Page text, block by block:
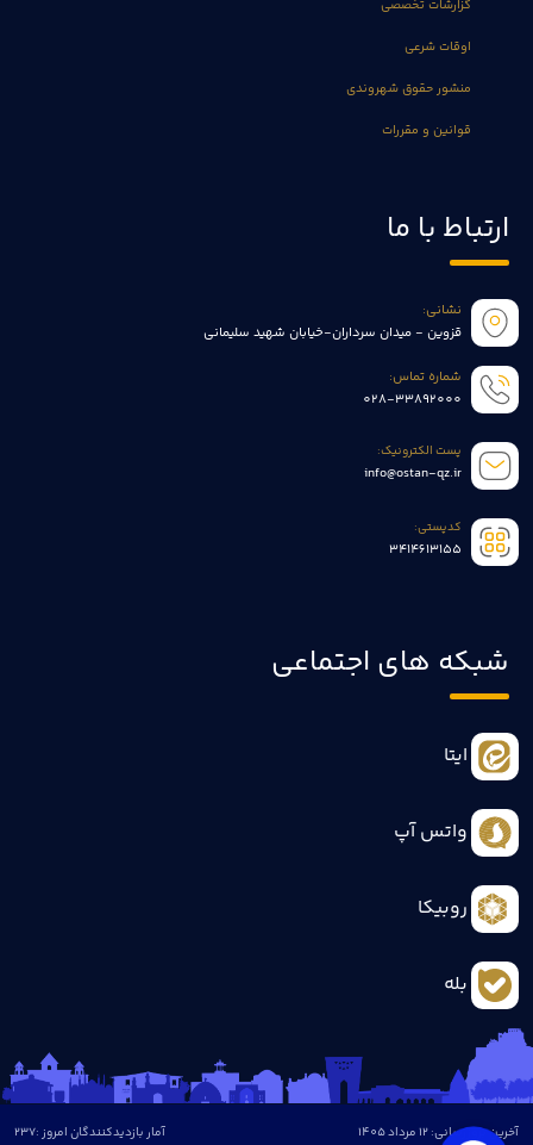
گزارشات تخصصی
اوقات شرعی
منشور حقوق شهروندی
قوانین و مقررات
ارتباط با ما
نشانی:
قزوین - میدان سرداران-خیابان شهید سلیمانی
شماره تماس:
028-33892000
پست الکترونیک:
info@ostan-qz.ir
کدپستی:
3414613155
شبکه های اجتماعی
ایتا
واتس آپ
روبیکا
بله
آخرین بروزرسانی: 12 مرداد 1405 آمار بازدیدکنندگان امروز :237